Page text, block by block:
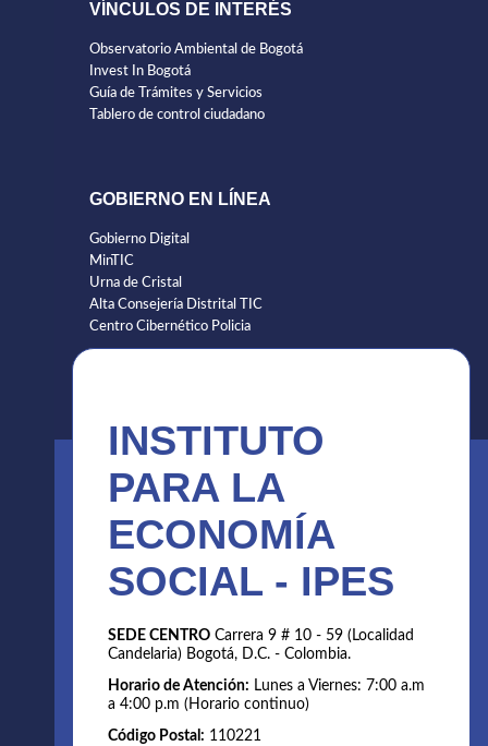
VÍNCULOS DE INTERÉS
Observatorio Ambiental de Bogotá
Invest In Bogotá
Guía de Trámites y Servicios
Tablero de control ciudadano
GOBIERNO EN LÍNEA
Gobierno Digital
MinTIC
Urna de Cristal
Alta Consejería Distrital TIC
Centro Cibernético Policia
INSTITUTO
PARA LA
ECONOMÍA
SOCIAL - IPES
SEDE CENTRO Carrera 9 # 10 - 59 (Localidad
Candelaria) Bogotá, D.C. - Colombia.
Horario de Atención: Lunes a Viernes: 7:00 a.m
a 4:00 p.m (Horario continuo)
Código Postal: 110221